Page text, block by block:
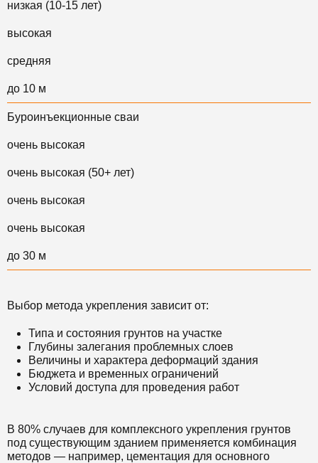
низкая (10-15 лет)
высокая
средняя
до 10 м
Буроинъекционные сваи
очень высокая
очень высокая (50+ лет)
очень высокая
очень высокая
до 30 м
Выбор метода укрепления зависит от:
Типа и состояния грунтов на участке
Глубины залегания проблемных слоев
Величины и характера деформаций здания
Бюджета и временных ограничений
Условий доступа для проведения работ
В 80% случаев для комплексного укрепления грунтов
под существующим зданием применяется комбинация
методов — например, цементация для основного